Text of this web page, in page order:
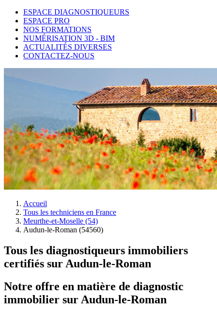
ESPACE DIAGNOSTIQUEURS
ESPACE PRO
NOS FORMATIONS
NUMÉRISATION 3D - BIM
ACTUALITÉS DIVERSES
CONTACTEZ-NOUS
Accueil
Tous les techniciens en France
Meurthe-et-Moselle (54)
Audun-le-Roman (54560)
Tous les diagnostiqueurs immobiliers
certifiés sur Audun-le-Roman
Notre offre en matière de diagnostic
immobilier sur Audun-le-Roman